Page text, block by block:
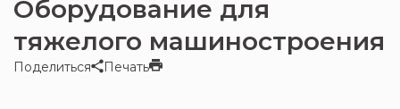
Оборудование для
тяжелого машиностроения
Поделиться Печать